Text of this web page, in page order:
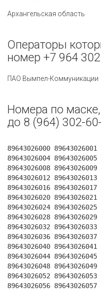
Архангельская область
Операторы
номер +7 964
ПАО Вымпел-Коммуникации
Номера по
до 8 (964) 302-
89643026000
89643026004
89643026008
89643026012
89643026016
89643026020
89643026024
89643026028
89643026032
89643026036
89643026040
89643026044
89643026048
89643026052
89643026056